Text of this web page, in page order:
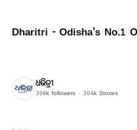
Dharitri - Odisha's No.1
ଧରିତ୍ରୀ
398k followers 304k Stories